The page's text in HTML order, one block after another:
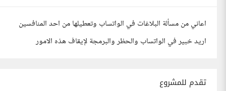
اعاني من مسألة البلاغات في الواتساب وتعطيلها من احد المنافسين
اريد خبير في الواتساب والحظر والبرمجة لإيقاف هذه الامور
تقدم للمشروع